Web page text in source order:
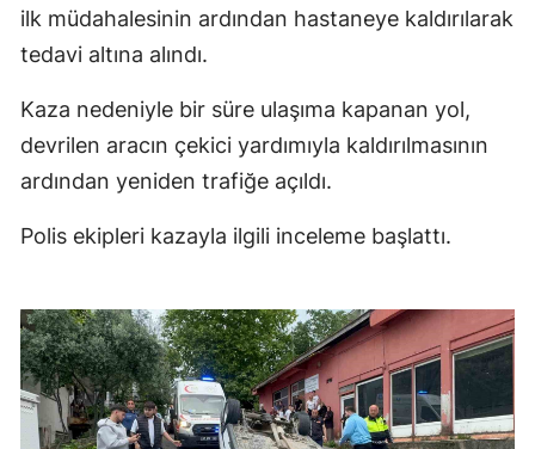
ilk müdahalesinin ardından hastaneye kaldırılarak
tedavi altına alındı.
Kaza nedeniyle bir süre ulaşıma kapanan yol,
devrilen aracın çekici yardımıyla kaldırılmasının
ardından yeniden trafiğe açıldı.
Polis ekipleri kazayla ilgili inceleme başlattı.